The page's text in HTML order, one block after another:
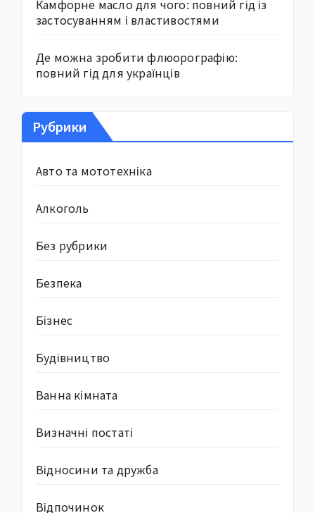
Камфорне масло для чого: повний гід із
застосуванням і властивостями
Де можна зробити флюорографію:
повний гід для українців
Рубрики
Авто та мототехніка
Алкоголь
Без рубрики
Безпека
Бізнес
Будівництво
Ванна кімната
Визначні постаті
Відносини та дружба
Відпочинок